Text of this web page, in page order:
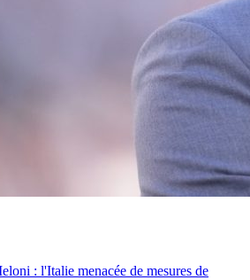
: l'Italie menacée de mesures de